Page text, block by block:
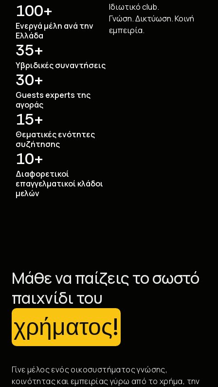
Eνεργά μέλη ανά την
Ελλάδα
100+
Yβριδικές συναντήσεις
35+
Guests experts της
αγοράς
30+
Θεματικές ενότητες
συζήτησης
15+
Διαφορετικοί
επαγγελματικοί κλάδοι
μελών
10+
Ιδιωτικό club.
Γνώση. Δικτύωση. Κοινή
εμπειρία.
Μάθε να παίζεις το σωστό
παιχνίδι του
χρήματος!
Γίνε μέλος ενός οικοσυστήματος γνώσης,
κοινότητας και εμπειρίας γύρω από το χρήμα, την